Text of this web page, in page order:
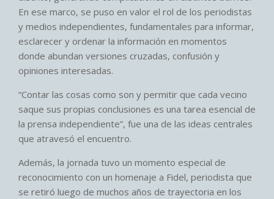
En ese marco, se puso en valor el rol de los periodistas
y medios independientes, fundamentales para informar,
esclarecer y ordenar la información en momentos
donde abundan versiones cruzadas, confusión y
opiniones interesadas.
“Contar las cosas como son y permitir que cada vecino
saque sus propias conclusiones es una tarea esencial de
la prensa independiente”, fue una de las ideas centrales
que atravesó el encuentro.
Además, la jornada tuvo un momento especial de
reconocimiento con un homenaje a Fidel, periodista que
se retiró luego de muchos años de trayectoria en los